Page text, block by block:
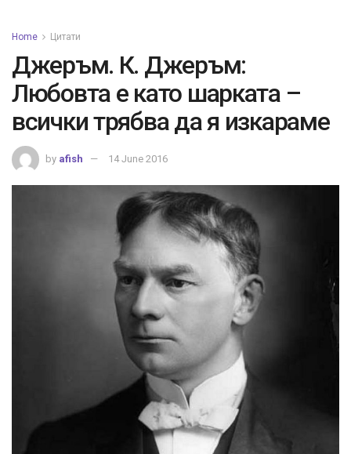
Home Цитати
Джеръм. К. Джеръм:
Любовта е като шарката –
всички трябва да я изкараме
by afish 14 June 2016